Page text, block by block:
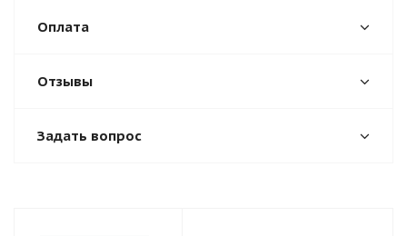
Оплата
Отзывы
Задать вопрос